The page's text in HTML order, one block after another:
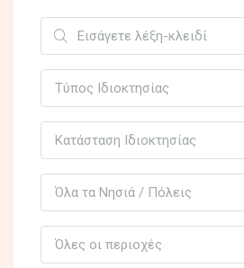
Τύπος Ιδιοκτησίας
Κατάσταση Ιδιοκτησίας
Όλα τα Νησιά / Πόλεις
Όλες οι περιοχές